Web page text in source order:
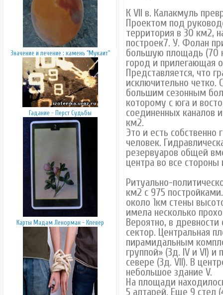
Значение и лечение : камень "Мукаит"
Гадание - Перст Судьбы
Карты Мадам Ленорман - Клевер
К VII в. Калакмуль
Проектом под
территория в 30 км2,
построек7. У. Фолан
большую площадь (70
город и прилегающая
Представляется, что
исключительно четко.
большим сезонным
которому с юга и
соединенных каналов
км2.
Это и есть
человек.
резервуаров общей
центра во все
Ритуально-
км2 с 975
около 1км стены
имела несколько
Вероятно, в
сектор. Центральная
пирамидальным
группой» (Зд. IV и VI)
севере (Зд. VII). В
небольшое здание V.
На площади
5 алтарей. Еще 9 стел